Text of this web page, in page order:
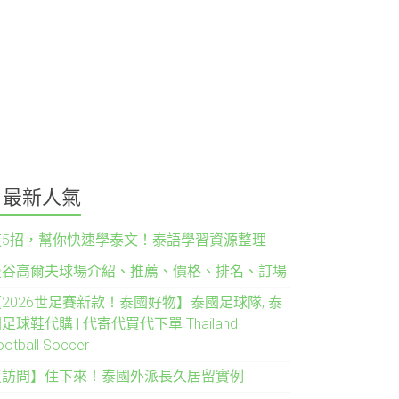
最新人氣
招，幫你快速學泰文！泰語學習資源整理
高爾夫球場介紹、推薦、價格、排名、訂場
2026世足賽新款！泰國好物】泰國足球隊, 泰
足球鞋代購 | 代寄代買代下單 Thailand
Soccer
訪問】住下來！泰國外派長久居留實例